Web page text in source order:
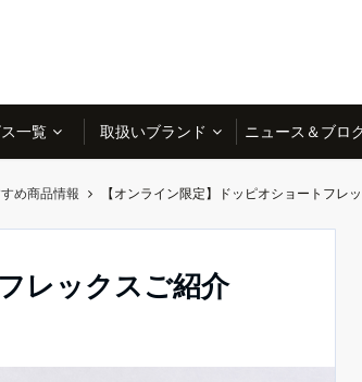
一覧 取扱いブランド ニュース＆ブロ
め商品情報 【オンライン限定】ドッピオショートフレ
レックスご紹介